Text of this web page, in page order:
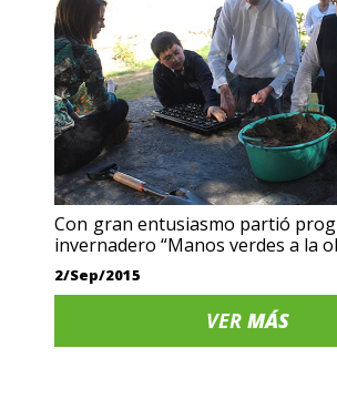
Con gran entusiasmo partió
invernadero “Manos verdes a la
2/Sep/2015
VERMÁS